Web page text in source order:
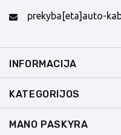
prekyba[eta]auto-
INFORMACIJA
KATEGORIJOS
MANO PASKYRA